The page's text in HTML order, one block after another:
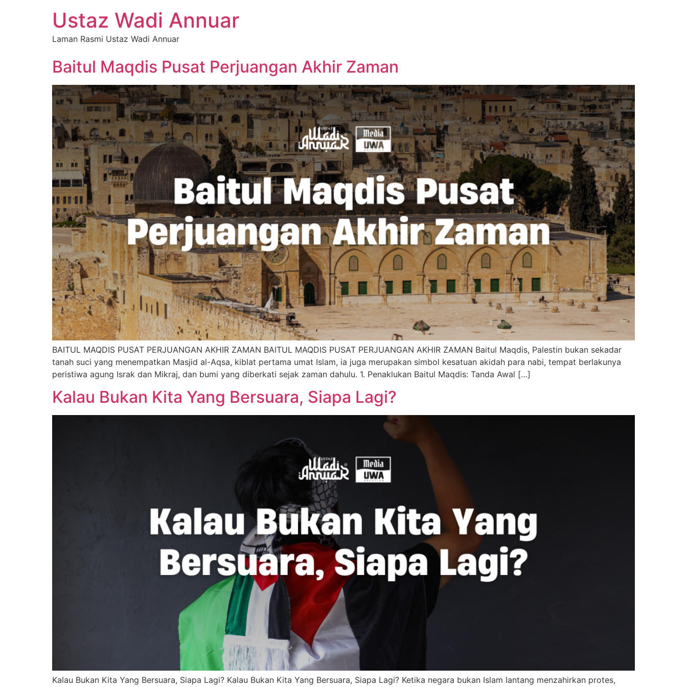
Ustaz Wadi Annuar
Laman Rasmi Ustaz Wadi Annuar
Baitul Maqdis Pusat Perjuangan Akhir Zaman
BAITUL MAQDIS PUSAT PERJUANGAN AKHIR ZAMAN BAITUL MAQDIS PUSAT PERJUANGAN AKHIR ZAMAN Baitul Maqdis, Palestin bukan sekadar
tanah suci yang menempatkan Masjid al-Aqsa, kiblat pertama umat Islam, ia juga merupakan simbol kesatuan akidah para nabi, tempat berlakunya
peristiwa agung Israk dan Mikraj, dan bumi yang diberkati sejak zaman dahulu. 1. Penaklukan Baitul Maqdis: Tanda Awal […]
Kalau Bukan Kita Yang Bersuara, Siapa Lagi?
Kalau Bukan Kita Yang Bersuara, Siapa Lagi? Kalau Bukan Kita Yang Bersuara, Siapa Lagi? Ketika negara bukan Islam lantang menzahirkan protes,